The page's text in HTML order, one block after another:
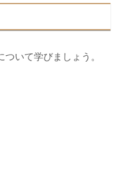
ついて学びましょう。